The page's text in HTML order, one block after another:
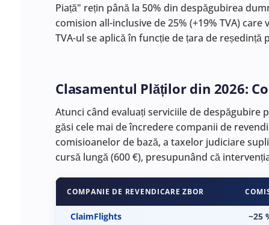
Piață" rețin până la 50% din despăgubirea
comision all-inclusive de 25% (+19% TVA)
TVA-ul se aplică în funcție de țara de reședință
Clasamentul Plăților din 2026:
Atunci când evaluați serviciile de despăgubire
găsi cele mai de încredere companii de
comisioanelor de bază, a taxelor judiciare
cursă lungă (600 €), presupunând că
COMPANIE DE REVENDICARE ZBOR
ClaimFlights ~25